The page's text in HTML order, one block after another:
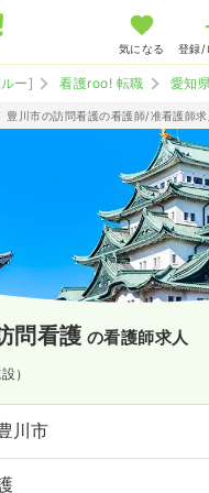
気になる 登録/
ー] 看護roo! 転職 愛知
豊川市の訪問看護の看護師/准看護師
問看護 の看護師求人
）
川市